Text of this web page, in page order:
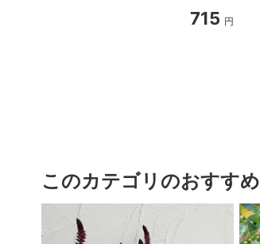
715 円
このカテゴリのおすすめ